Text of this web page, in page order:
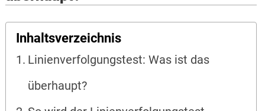
Inhaltsverzeichnis
Linienverfolgungstest: Was ist das
überhaupt?